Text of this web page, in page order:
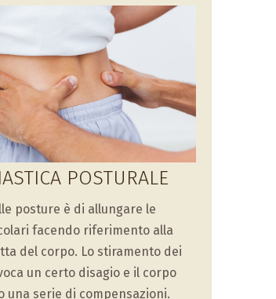
POSTURALE
posture è di allungare le
facendo riferimento alla
del corpo. Lo stiramento dei
un certo disagio e il corpo
una serie di compensazioni.